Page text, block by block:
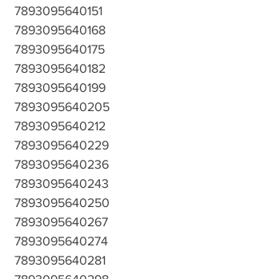
7893095640151
7893095640168
7893095640175
7893095640182
7893095640199
7893095640205
7893095640212
7893095640229
7893095640236
7893095640243
7893095640250
7893095640267
7893095640274
7893095640281